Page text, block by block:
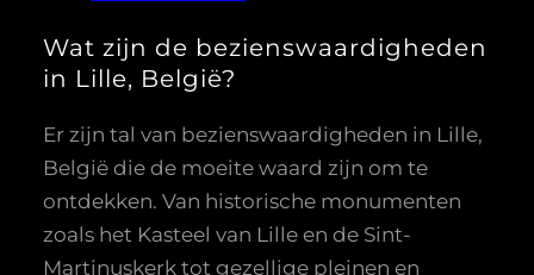
Wat zijn de bezienswaardigheden
in Lille, België?
Er zijn tal van bezienswaardigheden in Lille,
België die de moeite waard zijn om te
ontdekken. Van historische monumenten
zoals het Kasteel van Lille en de Sint-
Martinuskerk tot gezellige pleinen en